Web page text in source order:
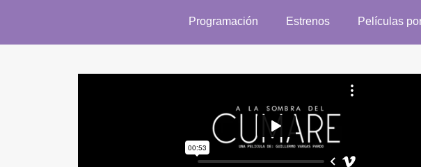
Programación Estrenos Películas